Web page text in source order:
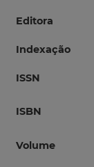
Editora
Indexação
ISSN
ISBN
Volume